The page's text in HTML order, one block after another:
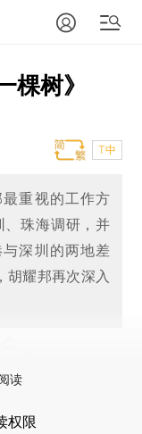
棵树》
T中
重视的工作方
、珠海调研，并
深圳的两地差
胡耀邦再次深入
读
权限